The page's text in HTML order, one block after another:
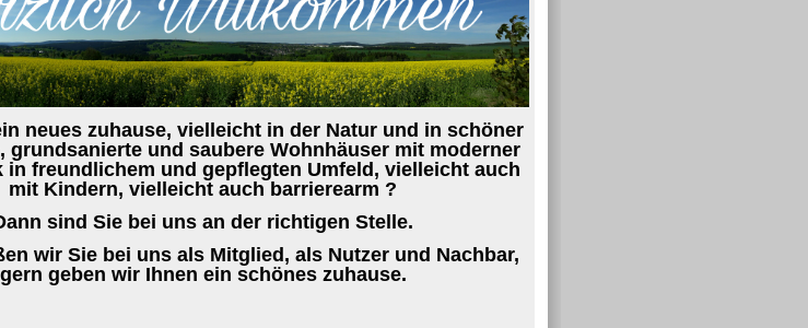
neues zuhause, vielleicht in der Natur und in schöner
grundsanierte und saubere Wohnhäuser mit moderner
in freundlichem und gepflegten Umfeld, vielleicht auch
mit Kindern, vielleicht auch barrierearm ?
sind Sie bei uns an der richtigen Stelle.
wir Sie bei uns als Mitglied, als Nutzer und Nachbar,
gern geben wir Ihnen ein schönes zuhause.